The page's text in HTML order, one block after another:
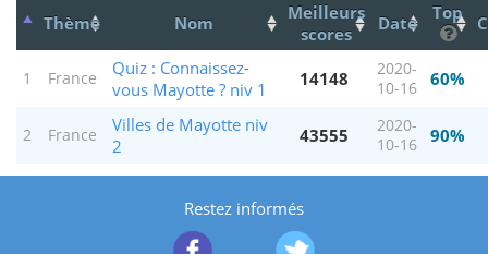
Thème Nom
Meilleurs
scores
Date Top
1 France
Quiz : Connaissez-
vous Mayotte ? niv 1
14148
2020-
10-16
60%
2 France
Villes de Mayotte niv
2
43555
2020-
10-16
90%
Restez informés